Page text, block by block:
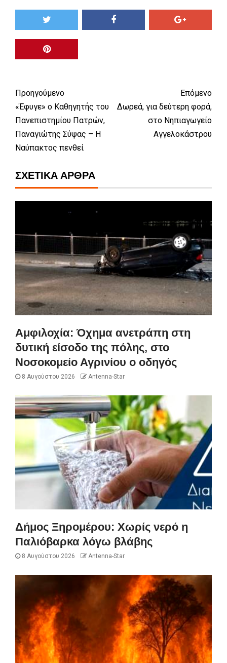
Προηγούμενο
«Έφυγε» ο Καθηγητής του
Πανεπιστημίου Πατρών,
Παναγιώτης Σύψας – Η
Ναύπακτος πενθεί
Επόμενο
Δωρεά, για δεύτερη φορά,
στο Νηπιαγωγείο
Αγγελοκάστρου
ΣΧΕΤΙΚΆ ΆΡΘΡΑ
Αμφιλοχία: Όχημα ανετράπη στη
δυτική είσοδο της πόλης, στο
Νοσοκομείο Αγρινίου ο οδηγός
8 Αυγούστου 2026 Antenna-Star
Δήμος Ξηρομέρου: Χωρίς νερό η
Παλιόβαρκα λόγω βλάβης
8 Αυγούστου 2026 Antenna-Star